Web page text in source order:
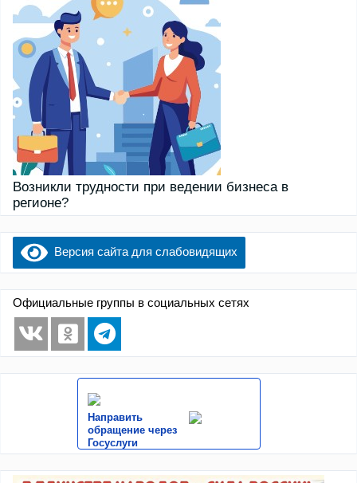
Возникли трудности при ведении бизнеса в
регионе?
Версия сайта для слабовидящих
Официальные группы в социальных сетях
Направить
обращение через
Госуслуги